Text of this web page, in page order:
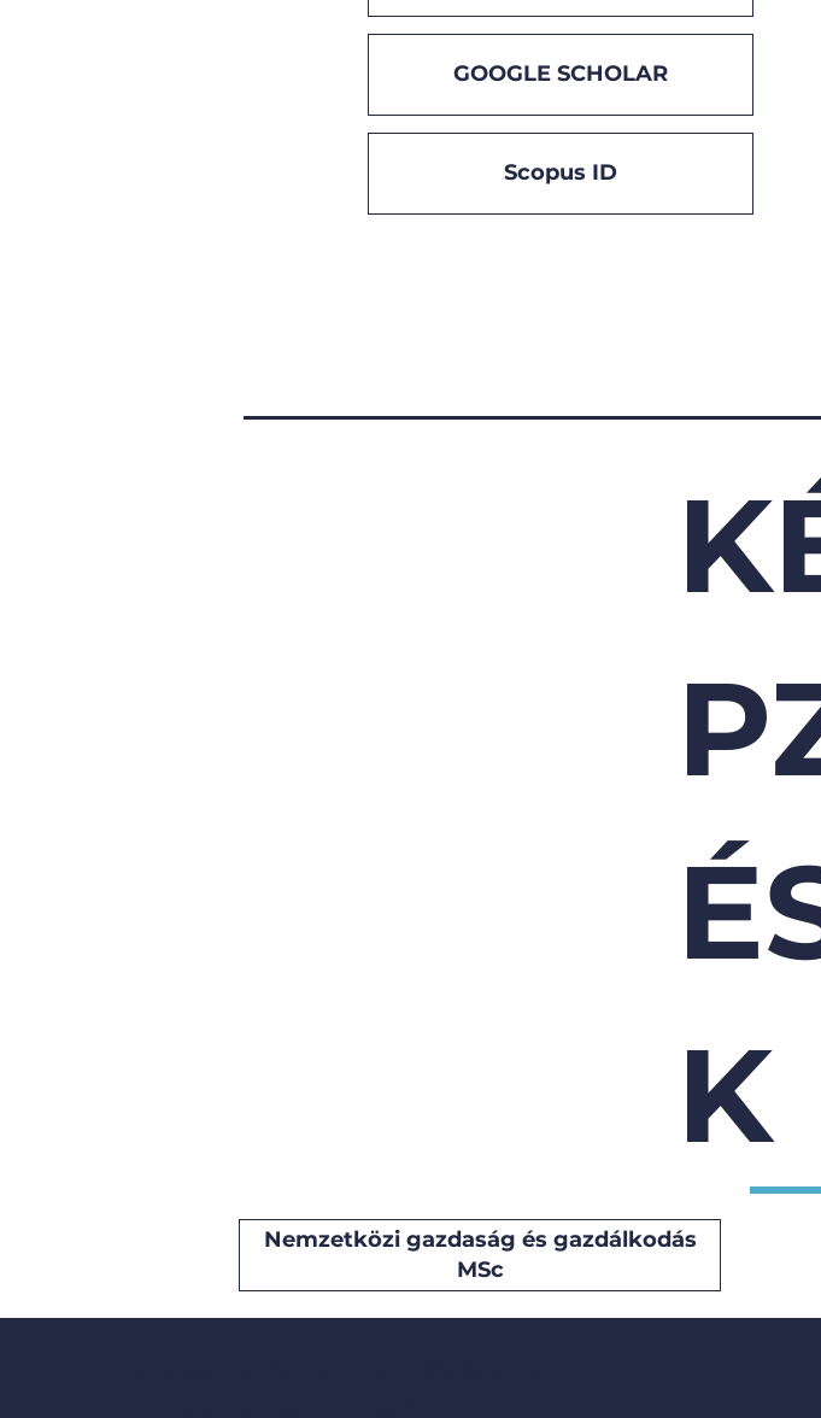
GOOGLE SCHOLAR
Scopus ID
K
Nemzetközi gazdaság és gazdálkodás
MSc